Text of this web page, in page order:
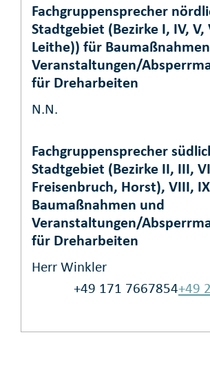
Fachgruppensprecher
Stadtgebiet (Bezirke I, IV, V,
Leithe)) für
Veranstaltungen/
für Dreharbeiten
N.N.
Fachgruppensprecher
Stadtgebiet (Bezirke II, III,
Freisenbruch, Horst), VIII,
Baumaßnahmen und
Veranstaltungen/
für Dreharbeiten
Herr Winkler
+49
+49 171 7667854